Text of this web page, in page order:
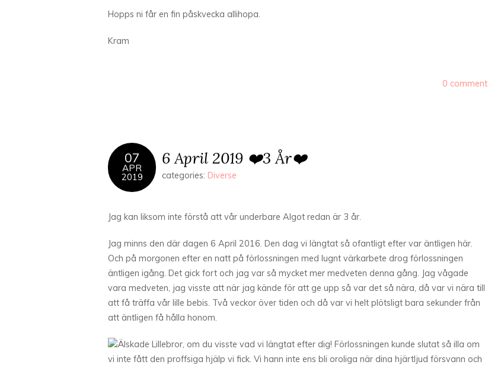
Hopps ni får en fin påskvecka allihopa.
Kram
0 comment
07
APR
2019
6 April 2019 ❤️3 År❤️
categories: Diverse
Jag kan liksom inte förstå att vår underbare Algot redan är 3 år.
Jag minns den där dagen 6 April 2016. Den dag vi längtat så ofantligt efter var äntligen här.
Och på morgonen efter en natt på förlossningen med lugnt värkarbete drog förlossningen
äntligen igång. Det gick fort och jag var så mycket mer medveten denna gång. Jag vågade
vara medveten, jag visste att när jag kände för att ge upp så var det så nära, då var vi nära till
att få träffa vår lille bebis. Två veckor över tiden och då var vi helt plötsligt bara sekunder från
att äntligen få hålla honom.
Älskade Lillebror, om du visste vad vi längtat efter dig! Förlossningen kunde slutat så illa om
vi inte fått den proffsiga hjälp vi fick. Vi hann inte ens bli oroliga när dina hjärtljud försvann och